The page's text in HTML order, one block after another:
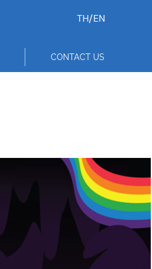
TH/EN
CONTACT US